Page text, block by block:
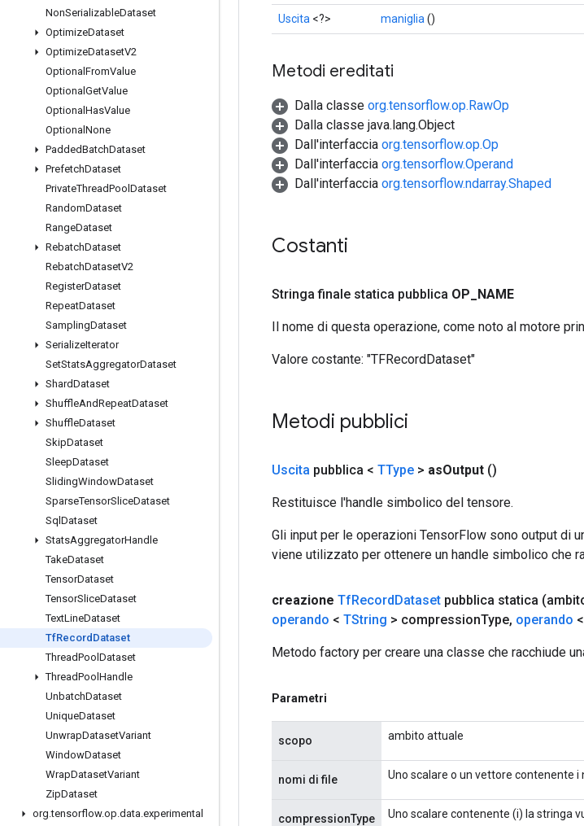
NonSerializableDataset
OptimizeDataset
OptimizeDatasetV2
Optional FromValue
Optional GetValue
Optional HasValue
Optional None
PaddedBatchDataset
PrefetchDataset
PrivateThreadPool Dataset
RandomDataset
RangeDataset
RebatchDataset
RebatchDatasetV2
RegisterDataset
RepeatDataset
SamplingDataset
SerializeIterator
SetStatsAggregatorDataset
ShardDataset
ShuffleAndRepeatDataset
ShuffleDataset
SkipDataset
SleepDataset
SlidingWindowDataset
SparseTensorSliceDataset
Sql Dataset
StatsAggregatorHandle
TakeDataset
TensorDataset
TensorSliceDataset
TextLineDataset
TfRecord Dataset
ThreadPool Dataset
ThreadPool Handle
UnbatchDataset
UniqueDataset
UnwrapDatasetVariant
WindowDataset
WrapDatasetVariant
ZipDataset
org.tensorflow.op.data.experimental
Uscita <?> maniglia ()
Metodi ereditati
Dalla classe org.tensorflow.op.RawOp
Dalla classe java.lang.Object
Dall'interfaccia org.tensorflow.op.Op
Dall'interfaccia org.tensorflow.Operand
Dall'interfaccia org.tensorflow.ndarray.Shaped
Costanti
Stringa finale statica pubblica OP NAME
Il nome di questa operazione, come noto al motore
Valore costante: "TFRecordDataset"
Metodi pubblici
Uscita pubblica < TType > asOutput ()
Restituisce l'handle simbolico del tensore.
Gli input per le operazioni TensorFlow sono output di
viene utilizzato per ottenere un handle simbolico che
creazione TfRecordDataset pubblica statica
operando < TString > compressionType, operando <
Metodo factory per creare una classe che racchiude
Parametri
scopo ambito attuale
nomi di file Uno scalare o un vettore contenente i
compressionType Uno scalare contenente (i) la stringa